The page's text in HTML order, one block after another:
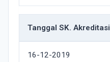
Tanggal SK. Akreditasi
16-12-2019